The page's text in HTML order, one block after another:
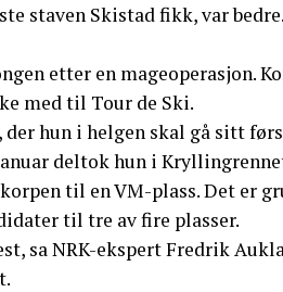
staven Skistad fikk, var
etter en mageoperasjon.
med til Tour de Ski.
hun i helgen skal gå sitt
deltok hun i
til en VM-plass. Det er
til tre av fire plasser.
sa NRK-ekspert Fredrik